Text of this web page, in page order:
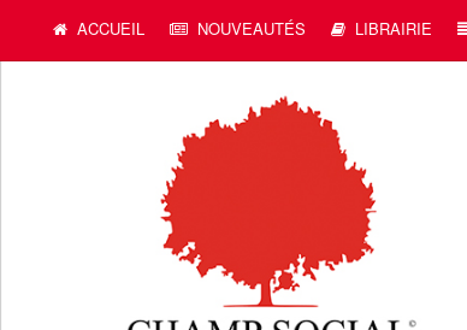
ACCUEIL NOUVEAUTÉS LIBRAIRIE